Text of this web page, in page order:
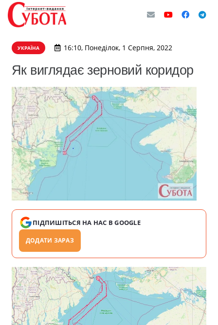
УКРАЇНА 16:10, Понеділок, 1 Серпня, 2022
Як виглядає зерновий коридор
ПІДПИШІТЬСЯ НА НАС В GOOGLE
ДОДАТИ ЗАРАЗ